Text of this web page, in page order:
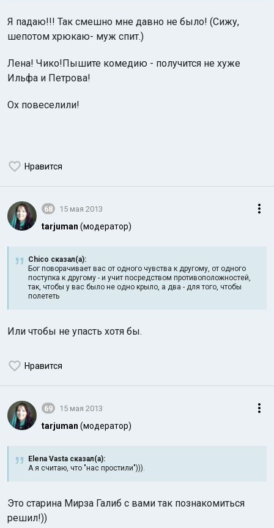
Я падаю!!! Так смешно мне давно не было! (Сижу,
шепотом хрюкаю- муж спит.)
Лена! Чико!Пышите комедию - получится не хуже
Ильфа и Петрова!
Ох повеселили!
Нравится
68 15 мая 2013
tarjuman (модератор)
Chico сказал(а):
Бог поворачивает вас от одного чувства к другому, от одного
поступка к другому - и учит посредством противоположностей,
так, чтобы у вас было не одно крыло, а два - для того, чтобы
полететь
Или чтобы не упасть хотя бы.
Нравится
69 15 мая 2013
tarjuman (модератор)
Elena Vasta сказал(а):
А я считаю, что "нас простили"))).
Это старина Мирза Галиб с вами так познакомиться
решил!))